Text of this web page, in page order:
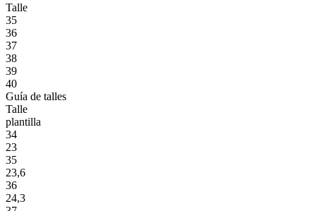
Talle
35
36
37
38
39
40
Guía de talles
Talle
plantilla
34
23
35
23,6
36
24,3